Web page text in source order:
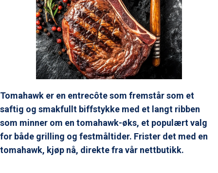
Tomahawk er en entrecôte som fremstår som et
saftig og smakfullt biffstykke med et langt ribben
som minner om en tomahawk-øks, et populært valg
for både grilling og festmåltider. Frister det med en
tomahawk, kjøp nå, direkte fra vår nettbutikk.